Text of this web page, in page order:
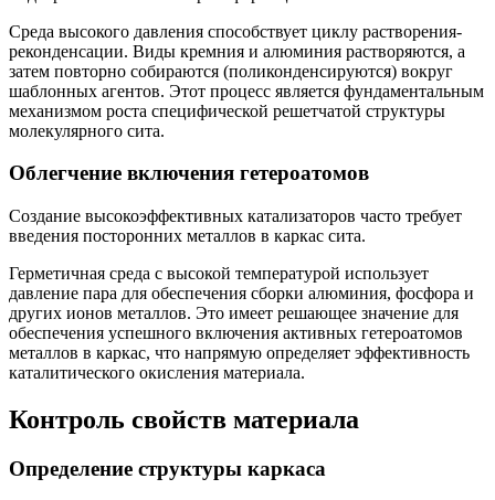
Среда высокого давления способствует циклу растворения-
реконденсации. Виды кремния и алюминия растворяются, а
затем повторно собираются (поликонденсируются) вокруг
шаблонных агентов. Этот процесс является фундаментальным
механизмом роста специфической решетчатой структуры
молекулярного сита.
Облегчение включения гетероатомов
Создание высокоэффективных катализаторов часто требует
введения посторонних металлов в каркас сита.
Герметичная среда с высокой температурой использует
давление пара для обеспечения сборки алюминия, фосфора и
других ионов металлов. Это имеет решающее значение для
обеспечения успешного включения активных гетероатомов
металлов в каркас, что напрямую определяет эффективность
каталитического окисления материала.
Контроль свойств материала
Определение структуры каркаса